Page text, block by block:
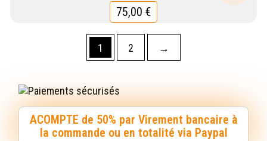
75,00 €
1 2 →
ACOMPTE de 50% par Virement bancaire à
la commande ou en totalité via Paypal